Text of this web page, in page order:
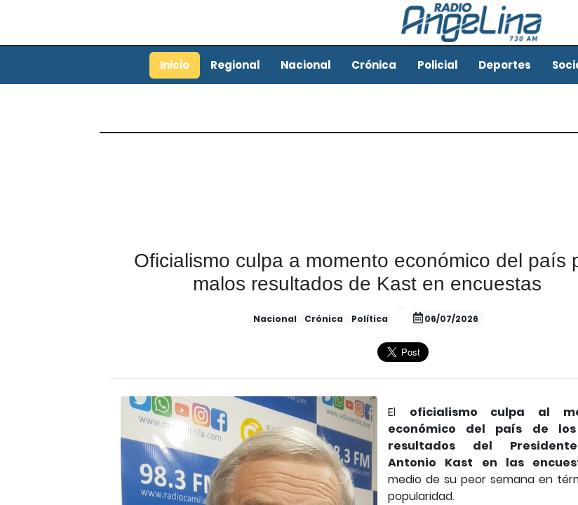
Inicio Regional Nacional Crónica Policial Deportes
Oficialismo culpa a momento económico del país
malos resultados de Kast en encuestas
Nacional Crónica Política 06/07/2026
El oficialismo culpa al
económico del país de
resultados del
Antonio Kast en las
medio de su peor semana en
popularidad.